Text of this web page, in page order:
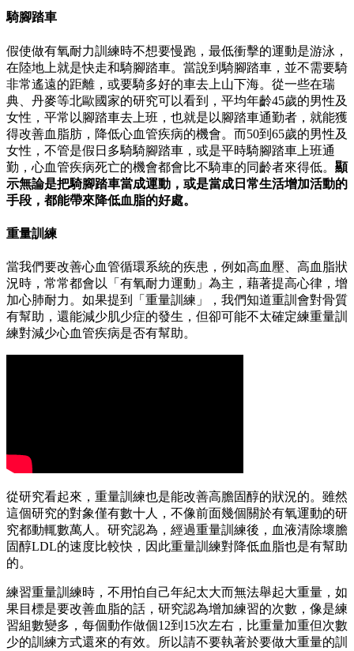
騎腳踏車
假使做有氧耐力訓練時不想要慢跑，最低衝擊的運動是游泳，
在陸地上就是快走和騎腳踏車。當說到騎腳踏車，並不需要騎
非常遙遠的距離，或要騎多好的車去上山下海。從一些在瑞
典、丹麥等北歐國家的研究可以看到，平均年齡45歲的男性及
女性，平常以腳踏車去上班，也就是以腳踏車通勤者，就能獲
得改善血脂肪，降低心血管疾病的機會。而50到65歲的男性及
女性，不管是假日多騎騎腳踏車，或是平時騎腳踏車上班通
勤，心血管疾病死亡的機會都會比不騎車的同齡者來得低。 顯
示無論是把騎腳踏車當成運動，或是當成日常生活增加活動的
手段，都能帶來降低血脂的好處。
重量訓練
當我們要改善心血管循環系統的疾患，例如高血壓、高血脂狀
況時，常常都會以「有氧耐力運動」為主，藉著提高心律，增
加心肺耐力。如果提到「重量訓練」，我們知道重訓會對骨質
有幫助，還能減少肌少症的發生，但卻可能不太確定練重量訓
練對減少心血管疾病是否有幫助。
從研究看起來，重量訓練也是能改善高膽固醇的狀況的。雖然
這個研究的對象僅有數十人，不像前面幾個關於有氧運動的研
究都動輒數萬人。研究認為，經過重量訓練後，血液清除壞膽
固醇LDL的速度比較快，因此重量訓練對降低血脂也是有幫助
的。
練習重量訓練時，不用怕自己年紀太大而無法舉起大重量，如
果目標是要改善血脂的話，研究認為增加練習的次數，像是練
習組數變多，每個動作做個12到15次左右，比重量加重但次數
少的訓練方式還來的有效。所以請不要執著於要做大重量的訓